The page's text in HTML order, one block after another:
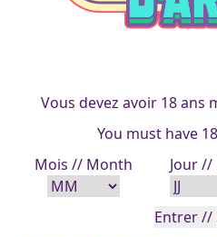
Vous devez avoir 18 ans
You must have
Mois // Month
Jour //